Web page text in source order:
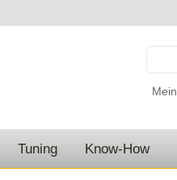
Tuning Know-How